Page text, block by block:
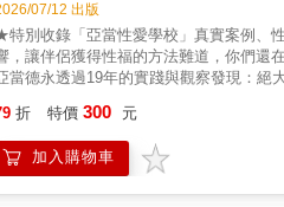
07/12 出版
特別收錄「亞當性愛學校」真實案例、
，讓伴侶獲得性福的方法難道，你們還
當德永透過19年的實踐與觀察發現：絕
，全方位的亞當式愛撫步驟拆解。【實
校學員們的重生故事。早洩、沒自信、
如何「愛撫」，你將掌握讓對方幸福的
折 特價 300 元
加入購物車